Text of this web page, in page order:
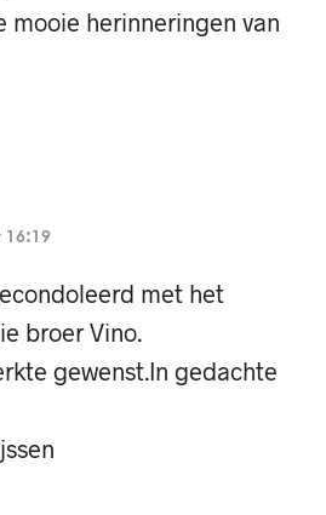
mooie herinneringen van
16:19
met het
broer Vino.
gewenst.In gedachte